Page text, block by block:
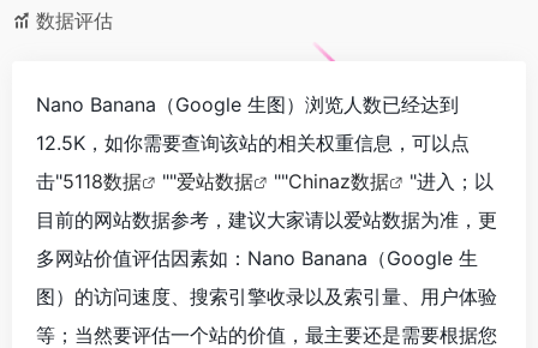
数据评估
Nano Banana（Google 生图）浏览人数已经达到
12.5K，如你需要查询该站的相关权重信息，可以点
击"5118数据 ""爱站数据 ""Chinaz数据
"进入；以
目前的网站数据参考，建议大家请以爱站数据为准，更
多网站价值评估因素如：Nano Banana（Google 生
图）的访问速度、搜索引擎收录以及索引量、用户体验
等；当然要评估一个站的价值，最主要还是需要根据您